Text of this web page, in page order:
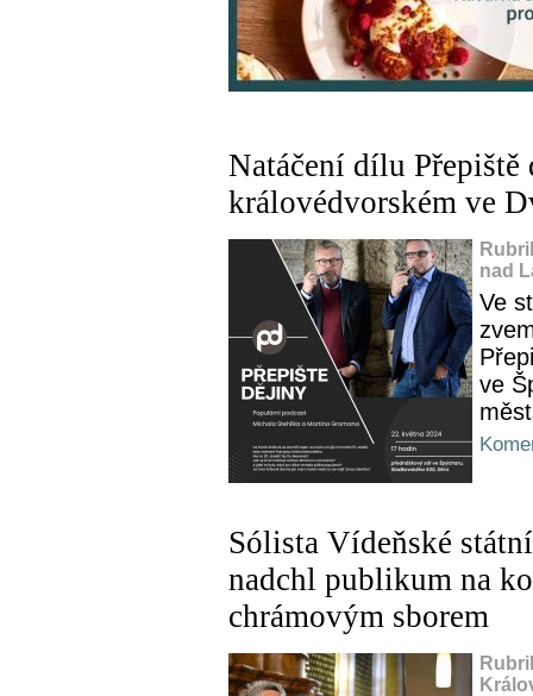
Natáčení dílu
královédvorském ve
nad
Ve
ve
Sólista Vídeňské
nadchl publikum na
chrámovým sborem